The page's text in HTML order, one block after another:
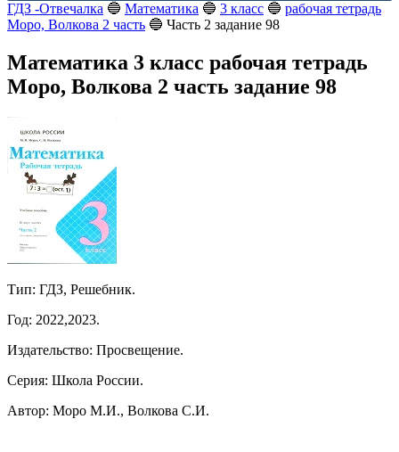
ГДЗ -Отвечалка 🔵 Математика 🔵 3 класс 🔵 рабочая тетрадь
Моро, Волкова 2 часть 🔵 Часть 2 задание 98
Математика 3 класс рабочая тетрадь
Моро, Волкова 2 часть задание 98
Тип: ГДЗ, Решебник.
Год: 2022,2023.
Издательство: Просвещение.
Серия: Школа России.
Автор: Моро М.И., Волкова С.И.